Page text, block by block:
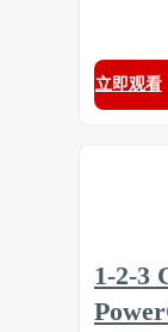
立即观看
1-2-3